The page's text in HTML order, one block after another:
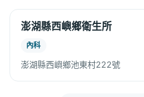
澎湖縣西嶼鄉衛生所
內科
澎湖縣西嶼鄉池東村222號